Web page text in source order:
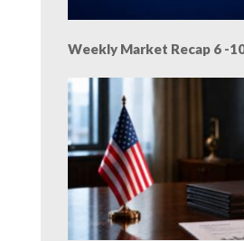
Weekly Market Recap 6 -